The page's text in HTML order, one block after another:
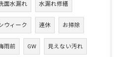
面水漏れ 水漏れ修繕
ウィーク 連休 お掃除
雨前 GW 見えない汚れ